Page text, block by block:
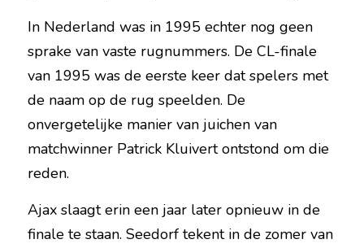
In Nederland was in 1995 echter nog geen
sprake van vaste rugnummers. De CL-finale
van 1995 was de eerste keer dat spelers met
de naam op de rug speelden. De
onvergetelijke manier van juichen van
matchwinner Patrick Kluivert ontstond om die
reden.
Ajax slaagt erin een jaar later opnieuw in de
finale te staan. Seedorf tekent in de zomer van